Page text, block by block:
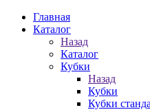
Главная
Каталог
Назад
Каталог
Кубки
Назад
Кубки
Кубки